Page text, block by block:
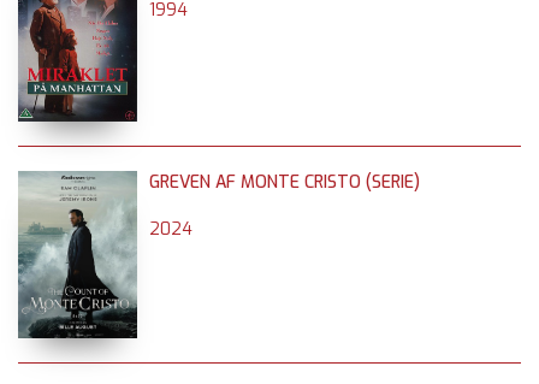
1994
GREVEN AF MONTE CRISTO (SERIE)
2024